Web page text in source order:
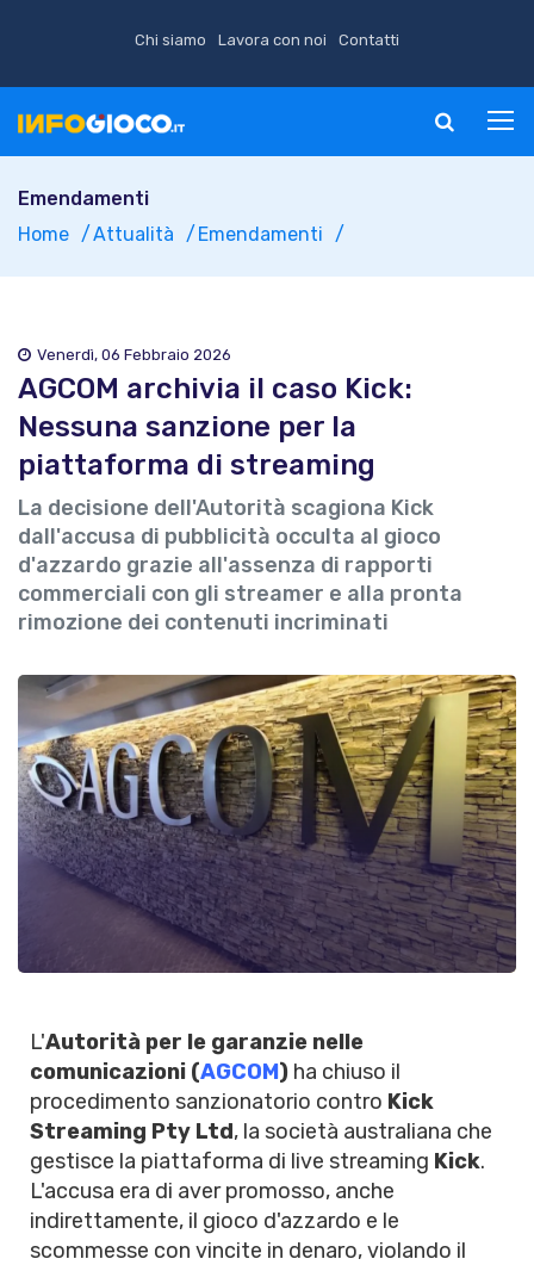
Chi siamo Lavora con noi Contatti
Emendamenti
Home
Attualità Emendamenti
Venerdì, 06 Febbraio 2026
AGCOM archivia il caso Kick:
Nessuna sanzione per la
piattaforma di streaming
La decisione dell'Autorità scagiona Kick
dall'accusa di pubblicità occulta al gioco
d'azzardo grazie all'assenza di rapporti
commerciali con gli streamer e alla pronta
rimozione dei contenuti incriminati
L'Autorità per le garanzie nelle
comunicazioni (AGCOM) ha chiuso il
procedimento sanzionatorio contro Kick
Streaming Pty Ltd, la società australiana che
gestisce la piattaforma di live streaming Kick.
L'accusa era di aver promosso, anche
indirettamente, il gioco d'azzardo e le
scommesse con vincite in denaro, violando il